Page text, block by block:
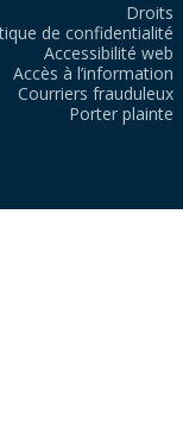
Droits
de confidentialité
Accessibilité web
Accès à l’information
Courriers frauduleux
Porter plainte